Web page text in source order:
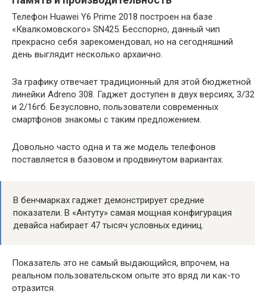
Телефон Huawei Y6 Prime 2018 построен на базе
«Квалкомовского» SN425. Бесспорно, данный чип
прекрасно себя зарекомендовал, но на сегодняшний
день выглядит несколько архаично.
За графику отвечает традиционный для этой бюджетной
линейки Adreno 308. Гаджет доступен в двух версиях, 3/32
и 2/16гб. Безусловно, пользователи современных
смартфонов знакомы с таким предложением.
Довольно часто одна и та же модель телефонов
поставляется в базовом и продвинутом вариантах.
В бенчмарках гаджет демонстрирует средние
показатели. В «Антуту» самая мощная конфигурация
девайса набирает 47 тысяч условных единиц.
Показатель это не самый выдающийся, впрочем, на
реальном пользовательском опыте это вряд ли как-то
отразится.